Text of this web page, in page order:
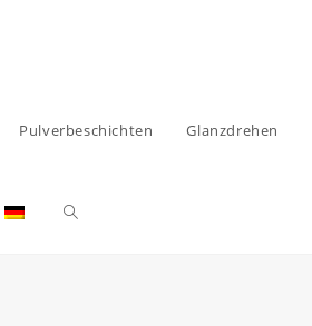
Pulverbeschichten Glanzdrehen